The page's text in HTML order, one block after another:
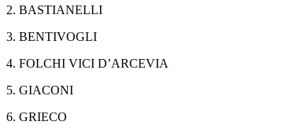
2. BASTIANELLI
3. BENTIVOGLI
4. FOLCHI VICI D’ARCEVIA
5. GIACONI
6. GRIECO